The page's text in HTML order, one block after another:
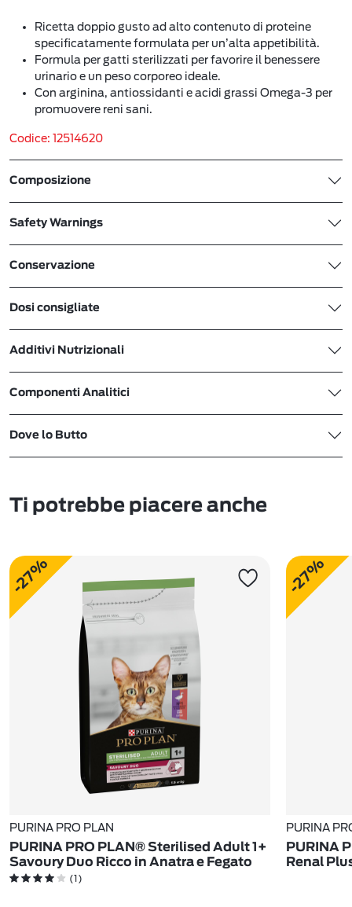
Ricetta doppio gusto ad alto contenuto di proteine
specificatamente formulata per un’alta appetibilità.
Formula per gatti sterilizzati per favorire il benessere
urinario e un peso corporeo ideale.
Con arginina, antiossidanti e acidi grassi Omega-3 per
promuovere reni sani.
Codice: 12514620
Composizione
Safety Warnings
Conservazione
Dosi consigliate
Additivi Nutrizionali
Componenti Analitici
Dove lo Butto
Ti potrebbe piacere anche
-27%
PURINA PRO PLAN
PURINA PRO PLAN® Sterilised Adult 1+
Savoury Duo Ricco in Anatra e Fegato
(1)
-27%
PURINA
PURINA
Renal